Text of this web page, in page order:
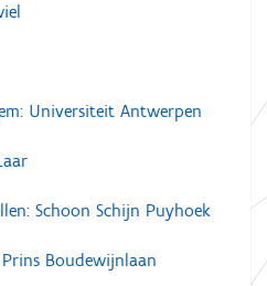
Universiteit Antwerpen
Schoon Schijn Puyhoek
Prins Boudewijnlaan